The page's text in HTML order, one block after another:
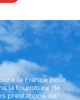
la France pour
la fourniture de
prestations de